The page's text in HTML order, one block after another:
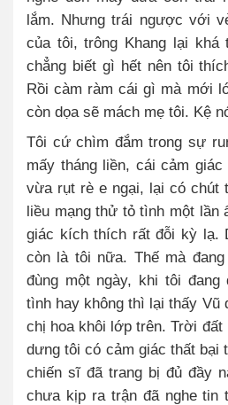
lắm. Nhưng trái ngược với
của tôi, trông Khang lại khá
chẳng biết gì hết nên tôi
Rồi càm ràm cái gì mà mới
còn dọa sẽ mách mẹ tôi. Kệ
Tôi cứ chìm đắm trong sự
mấy tháng liền, cái cảm
vừa rụt rè e ngại, lại có chút
liều mạng thử tỏ tình một lần
giác kích thích rất đỗi kỳ lạ.
còn là tôi nữa. Thế mà
đùng một ngày, khi tôi
tình hay không thì lại thấy Vũ
chị hoa khôi lớp trên. Trời
dưng tôi có cảm giác thất bại
chiến sĩ đã trang bị đủ đầy
chưa kịp ra trận đã nghe tin